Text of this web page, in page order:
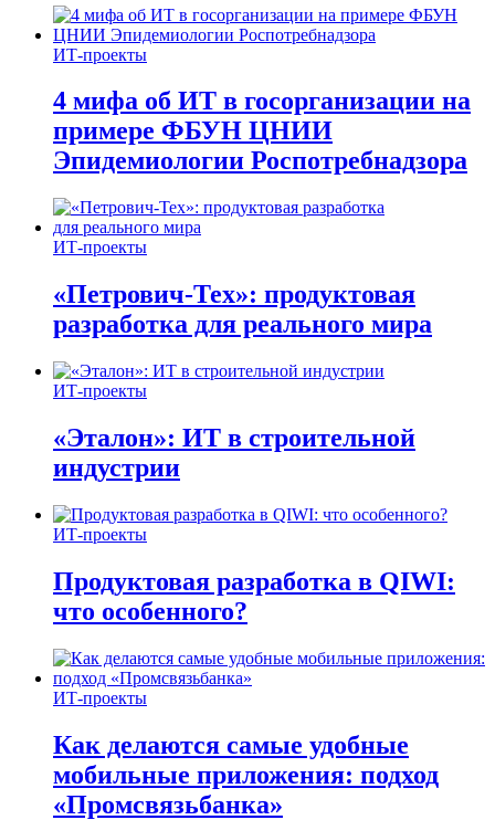
ИТ-проекты
4 мифа об ИТ в госорганизации на
примере ФБУН ЦНИИ
Эпидемиологии Роспотребнадзора
ИТ-проекты
«Петрович-Тех»: продуктовая
разработка для реального мира
ИТ-проекты
«Эталон»: ИТ в строительной
индустрии
ИТ-проекты
Продуктовая разработка в QIWI:
что особенного?
ИТ-проекты
Как делаются самые удобные
мобильные приложения: подход
«Промсвязьбанка»